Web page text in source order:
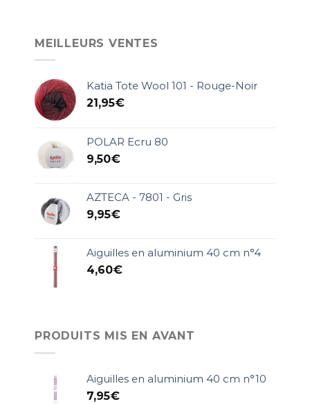
MEILLEURS VENTES
Katia Tote Wool 101 - Rouge-Noir
21,95€
POLAR Ecru 80
9,50€
AZTECA - 7801 - Gris
9,95€
Aiguilles en aluminium 40 cm n°4
4,60€
PRODUITS MIS EN AVANT
Aiguilles en aluminium 40 cm n°10
7,95€